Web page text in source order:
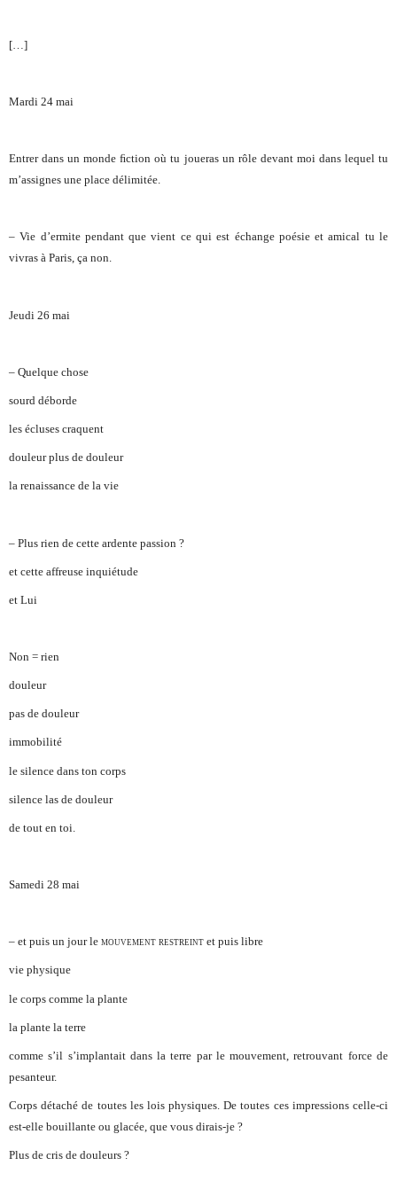
[…]
Mardi 24 mai
Entrer dans un mondeﬁction où tu joueras un rôle devant moi dans lequel tu
m’assignes une place délimitée.
– Vie d’ermite pendant que vient ce qui est échange poésie et amical tu le
vivras à Paris, ça non.
Jeudi 26 mai
– Quelque chose
sourd déborde
les écluses craquent
douleur plus de douleur
la renaissancede la vie
– Plus rien de cette ardente passion ?
et cette affreuse inquiétude
et Lui
Non = rien
douleur
pas de douleur
immobilité
le silence dans ton corps
silence las de douleur
de tout en toi.
Samedi 28 mai
– et puis un jour lemouvement restreint et puis libre
vie physique
le corps comme la plante
la plante la terre
comme s’il s’implantait dans la terre par le mouvement, retrouvant force de
pesanteur.
Corps détaché de toutes les lois physiques. De toutes ces impressions celle-ci
est-elle bouillante ou glacée, que vous dirais-je ?
Plus de cris de douleurs ?